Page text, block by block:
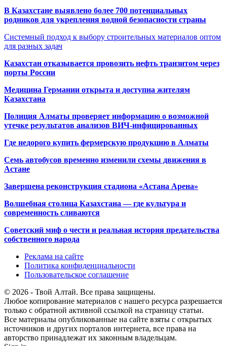
В Казахстане выявлено более 700 потенциальных
родников для укрепления водной безопасности страны
Системный подход к выбору строительных материалов оптом
для разных задач
Казахстан отказывается провозить нефть транзитом через
порты России
Медицина Германии открыта и доступна жителям
Казахстана
Полиция Алматы проверяет информацию о возможной
утечке результатов анализов ВИЧ-инфицированных
Где недорого купить фермерскую продукцию в Алматы
Семь автобусов временно изменили схемы движения в
Астане
Завершена реконструкция стадиона «Астана Арена»
Волшебная столица Казахстана — где культура и
современность сливаются
Советский миф о чести и реальная история предательства
собственного народа
Реклама на сайте
Политика конфиденциальности
Пользовательское соглашение
© 2026 - Твой Алтай. Все права защищены.
Любое копирование материалов с нашего ресурса разрешается
только с обратной активной ссылкой на страницу статьи.
Все материалы опубликованные на сайте взяты с открытых
источников и других порталов интернета, все права на
авторство принадлежат их законным владельцам.